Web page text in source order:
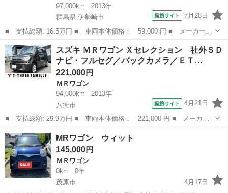
97,000km
2013年
群馬県 伊勢崎市
提携サイト 7月28日
■ 支払総額: 16.5万円 ■ 車両本体価格： 59,000 円 ■ メーカー
名： スズキ ■ 車種名： ＭＲワゴン ■ グレード名： Ｘ セキ
ュリティ 運転席助手席エアバック ＡＵＴＯエアコン ＡＢＳ付
パワステ 運転...
群馬 伊勢崎市 ＭＲワゴン
スズキ ＭＲワゴン Ｘセレクション 社外ＳＤ
ナビ・フルセグ／バックカメラ／ＥＴ…
221,000円
ＭＲワゴン
94,000km
2013年
八街市
提携サイト 4月21日
■ 支払総額: 29.9万円 ■ 車両本体価格： 221,000 円 ■ メーカー
名： スズキ ■ 車種名： ＭＲワゴン ■ グレード名： Ｘセレク
ション 社外ＳＤナビ・フルセグ／バックカメラ／ＥＴＣ／キセノン
ヘッドライト...
千葉 八街市 ＭＲワゴン
MRワゴン ウィット
145,000円
ＭＲワゴン
0km
0年
茂原市
4月17日